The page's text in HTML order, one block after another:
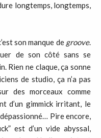
longtemps, longtemps,
son manque de groove.
de son côté sans se
Rien ne claque, ça sonne
de studio, ça n’a pas
des morceaux comme
d’un gimmick irritant, le
Pire encore,
est d’un vide abyssal,